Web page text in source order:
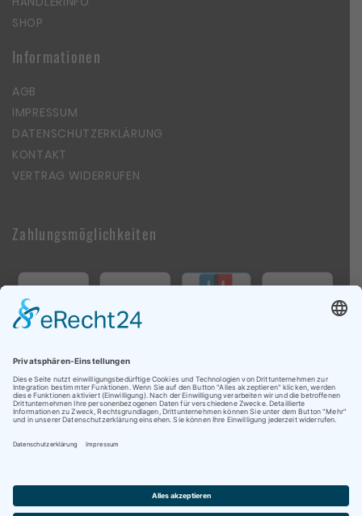
SHOP
Informationen
AGB
IMPRESSUM
DATENSCHUTZERKLÄRUNG
KONTAKT
VERTRAG WIDERRUFEN
Zahlungsmöglichkeiten